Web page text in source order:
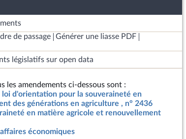
de passage
Générer une liasse PDF
législatifs sur open data
les amendements ci-dessous sont :
loi d'orientation pour la souveraineté en
des générations en agriculture , n° 2436
en matière agricole et renouvellement
économiques